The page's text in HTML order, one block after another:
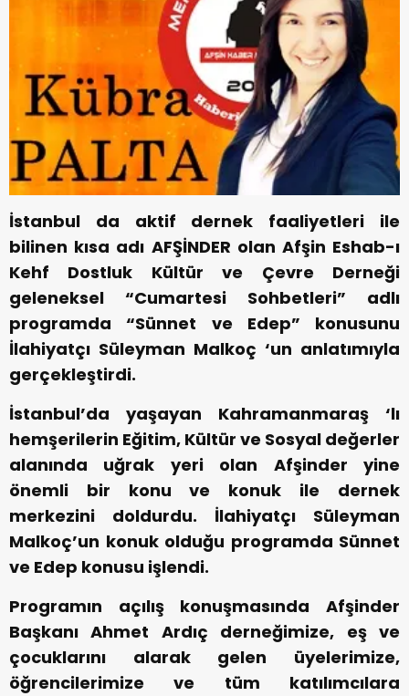
İstanbul da aktif dernek faaliyetleri ile
bilinen kısa adı AFŞİNDER olan Afşin Eshab-ı
Kehf Dostluk Kültür ve Çevre Derneği
geleneksel “Cumartesi Sohbetleri” adlı
programda “Sünnet ve Edep” konusunu
İlahiyatçı Süleyman Malkoç ‘un anlatımıyla
gerçekleştirdi.
İstanbul’da yaşayan Kahramanmaraş ‘lı
hemşerilerin Eğitim, Kültür ve Sosyal değerler
alanında uğrak yeri olan Afşinder yine
önemli bir konu ve konuk ile dernek
merkezini doldurdu. İlahiyatçı Süleyman
Malkoç’un konuk olduğu programda Sünnet
ve Edep konusu işlendi.
Programın açılış konuşmasında Afşinder
Başkanı Ahmet Ardıç derneğimize, eş ve
çocuklarını alarak gelen üyelerimize,
öğrencilerimize ve tüm katılımcılara